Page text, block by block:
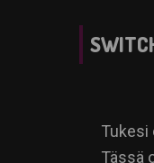
Tukesi
Tässä